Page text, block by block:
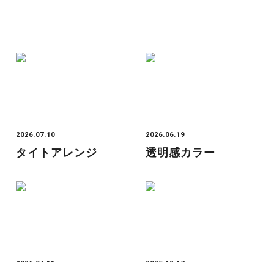
2026.07.10
タイトアレンジ
2026.06.19
透明感カラー